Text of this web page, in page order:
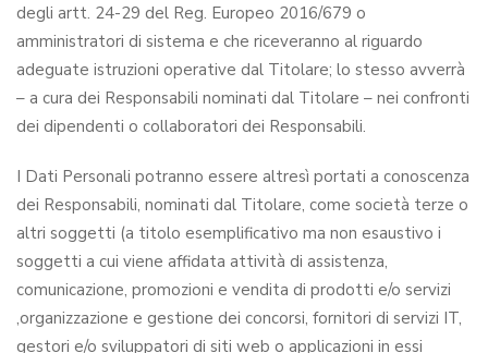
degli artt. 24-29 del Reg. Europeo 2016/679 o
amministratori di sistema e che riceveranno al riguardo
adeguate istruzioni operative dal Titolare; lo stesso avverrà
– a cura dei Responsabili nominati dal Titolare – nei confronti
dei dipendenti o collaboratori dei Responsabili.
I Dati Personali potranno essere altresì portati a conoscenza
dei Responsabili, nominati dal Titolare, come società terze o
altri soggetti (a titolo esemplificativo ma non esaustivo i
soggetti a cui viene affidata attività di assistenza,
comunicazione, promozioni e vendita di prodotti e/o servizi
,organizzazione e gestione dei concorsi, fornitori di servizi IT,
gestori e/o sviluppatori di siti web o applicazioni in essi